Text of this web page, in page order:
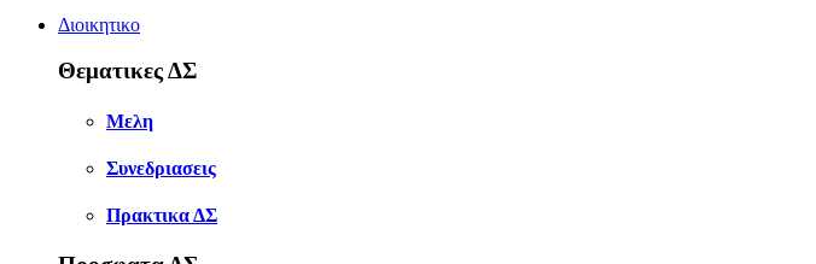
Διοικητικο
Θεματικες ΔΣ
Μελη
Συνεδριασεις
Πρακτικα ΔΣ